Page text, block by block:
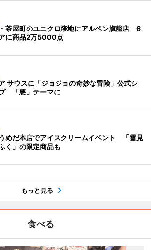
茶屋町のユニクロ跡地にアルペン旗艦店 6
に商品2万5000点
サウスに「ジョジョの奇妙な冒険」公式シ
「悪」テーマに
めだ本店でアイスクリームイベント 「雪見
く」の限定商品も
もっと見る
食べる